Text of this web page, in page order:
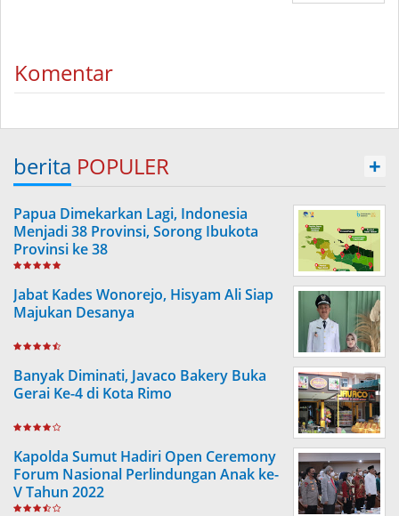
Komentar
berita POPULER +
Papua Dimekarkan Lagi, Indonesia
Menjadi 38 Provinsi, Sorong Ibukota
Provinsi ke 38
Jabat Kades Wonorejo, Hisyam Ali Siap
Majukan Desanya
Banyak Diminati, Javaco Bakery Buka
Gerai Ke-4 di Kota Rimo
Kapolda Sumut Hadiri Open Ceremony
Forum Nasional Perlindungan Anak ke-
V Tahun 2022